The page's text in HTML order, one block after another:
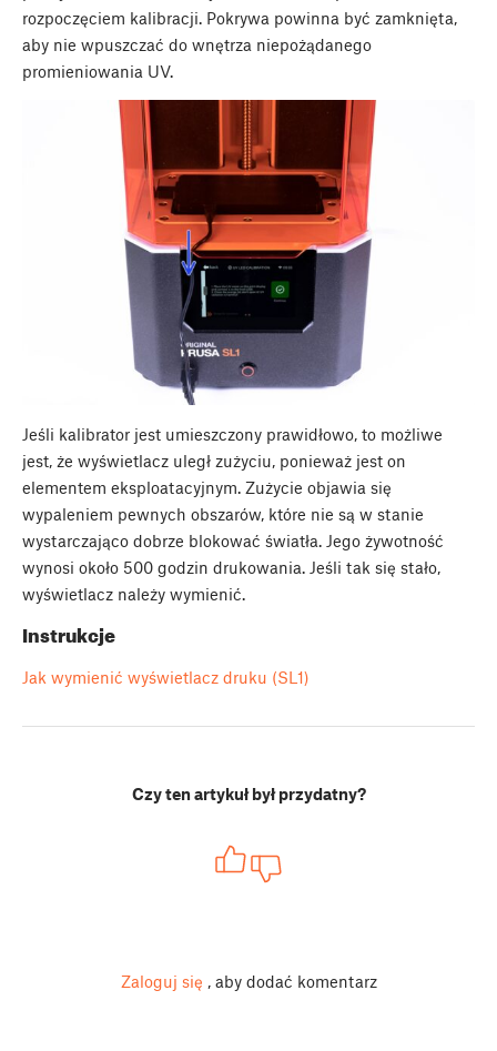
rozpoczęciem kalibracji. Pokrywa powinna być zamknięta,
aby nie wpuszczać do wnętrza niepożądanego
promieniowania UV.
Jeśli kalibrator jest umieszczony prawidłowo, to możliwe
jest, że wyświetlacz uległ zużyciu, ponieważ jest on
elementem eksploatacyjnym. Zużycie objawia się
wypaleniem pewnych obszarów, które nie są w stanie
wystarczająco dobrze blokować światła. Jego żywotność
wynosi około 500 godzin drukowania. Jeśli tak się stało,
wyświetlacz należy wymienić.
Instrukcje
Jak wymienić wyświetlacz druku (SL1)
Czy ten artykuł był przydatny?
Zaloguj się , aby dodać komentarz